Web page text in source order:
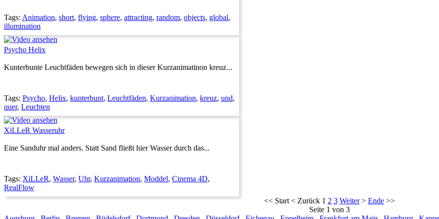
Tags: Animation, short, flying, sphere, attracting, random, objects, global,
illumination
Psycho Helix
Kunterbunte Leuchtfäden bewegen sich in dieser Kurzanimatinon kreuz...
Tags: Psycho, Helix, kunterbunt, Leuchtfäden, Kurzanimation, kreuz, und,
quer, Leuchten
XiLLeR Wasseruhr
Eine Sanduhr mal anders. Statt Sand fließt hier Wasser durch das...
Tags: XiLLeR, Wasser, Uhr, Kurzanimation, Moddel, Cinema 4D,
RealFlow
<< Start< Zurück 1 2 3 Weiter> Ende>>
Seite 1 von 3